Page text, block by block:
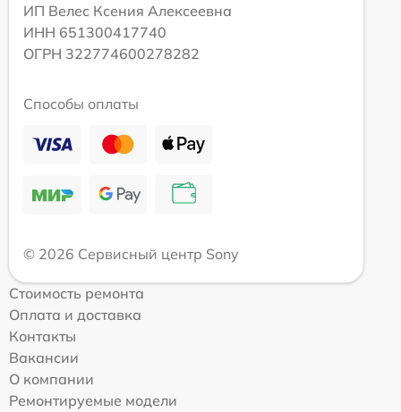
ИП Велес Ксения Алексеевна
ИНН 651300417740
ОГРН 322774600278282
Способы оплаты
© 2026 Сервисный центр Sony
Стоимость ремонта
Оплата и доставка
Контакты
Вакансии
О компании
Ремонтируемые модели